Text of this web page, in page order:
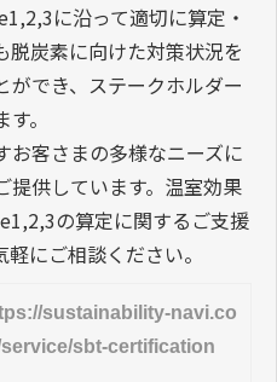
に沿って適切に算定・
脱炭素に向けた対策状況を
ができ、ステークホルダー
。
お客さまの多様なニーズに
提供しています。温室効果
の算定に関するご支援
にご相談ください。
sustainability-navi.co
service/sbt-certification